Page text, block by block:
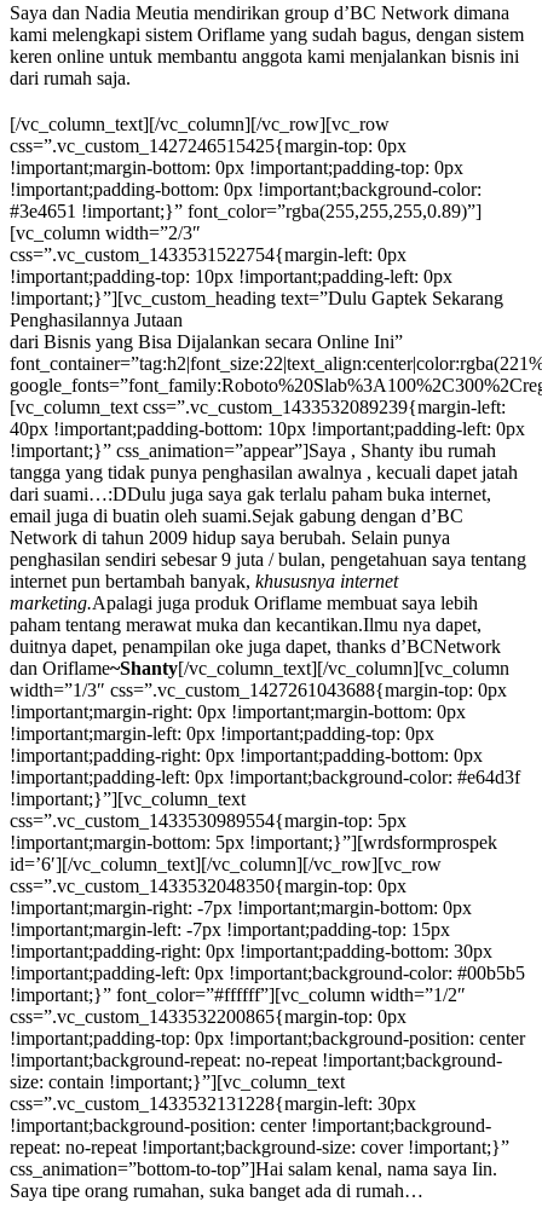
Saya dan Nadia Meutia mendirikan group d’BC Network dimana
kami melengkapi sistem Oriflame yang sudah bagus, dengan sistem
keren online untuk membantu anggota kami menjalankan bisnis ini
dari rumah saja.
[/vc_column_text][/vc_column][/vc_row][vc_row
css=”.vc_custom_1427246515425{margin-top: 0px
!important;margin-bottom: 0px !important;padding-top: 0px
!important;padding-bottom: 0px !important;background-color:
#3e4651 !important;}” font_color=”rgba(255,255,255,0.89)”]
[vc_column width=”2/3″
css=”.vc_custom_1433531522754{margin-left: 0px
!important;padding-top: 10px !important;padding-left: 0px
!important;}”][vc_custom_heading text=”Dulu Gaptek Sekarang
Penghasilannya Jutaan
dari Bisnis yang Bisa Dijalankan secara Online Ini”
[vc_column_text css=”.vc_custom_1433532089239{margin-left:
40px !important;padding-bottom: 10px !important;padding-left: 0px
!important;}” css_animation=”appear”]Saya , Shanty ibu rumah
tangga yang tidak punya penghasilan awalnya , kecuali dapet jatah
dari suami…:DDulu juga saya gak terlalu paham buka internet,
email juga di buatin oleh suami.Sejak gabung dengan d’BC
Network di tahun 2009 hidup saya berubah. Selain punya
penghasilan sendiri sebesar 9 juta / bulan, pengetahuan saya tentang
internet pun bertambah banyak, khususnya internet
marketing.Apalagi juga produk Oriflame membuat saya lebih
paham tentang merawat muka dan kecantikan.Ilmu nya dapet,
duitnya dapet, penampilan oke juga dapet, thanks d’BCNetwork
dan Oriflame~Shanty[/vc_column_text][/vc_column][vc_column
width=”1/3″ css=”.vc_custom_1427261043688{margin-top: 0px
!important;margin-right: 0px !important;margin-bottom: 0px
!important;margin-left: 0px !important;padding-top: 0px
!important;padding-right: 0px !important;padding-bottom: 0px
!important;padding-left: 0px !important;background-color: #e64d3f
!important;}”][vc_column_text
css=”.vc_custom_1433530989554{margin-top: 5px
!important;margin-bottom: 5px !important;}”][wrdsformprospek
id=’6′][/vc_column_text][/vc_column][/vc_row][vc_row
css=”.vc_custom_1433532048350{margin-top: 0px
!important;margin-right: -7px !important;margin-bottom: 0px
!important;margin-left: -7px !important;padding-top: 15px
!important;padding-right: 0px !important;padding-bottom: 30px
!important;padding-left: 0px !important;background-color: #00b5b5
!important;}” font_color=”#ffffff”][vc_column width=”1/2″
css=”.vc_custom_1433532200865{margin-top: 0px
!important;padding-top: 0px !important;background-position: center
!important;background-repeat: no-repeat !important;background-
size: contain !important;}”][vc_column_text
css=”.vc_custom_1433532131228{margin-left: 30px
!important;background-position: center !important;background-
repeat: no-repeat !important;background-size: cover !important;}”
css_animation=”bottom-to-top”]Hai salam kenal, nama saya Iin.
Saya tipe orang rumahan, suka banget ada di rumah…